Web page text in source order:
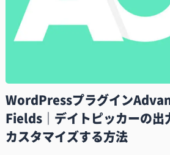
WordPressプラグイン
Fields｜デイトピッカーの出
カスタマイズする方法